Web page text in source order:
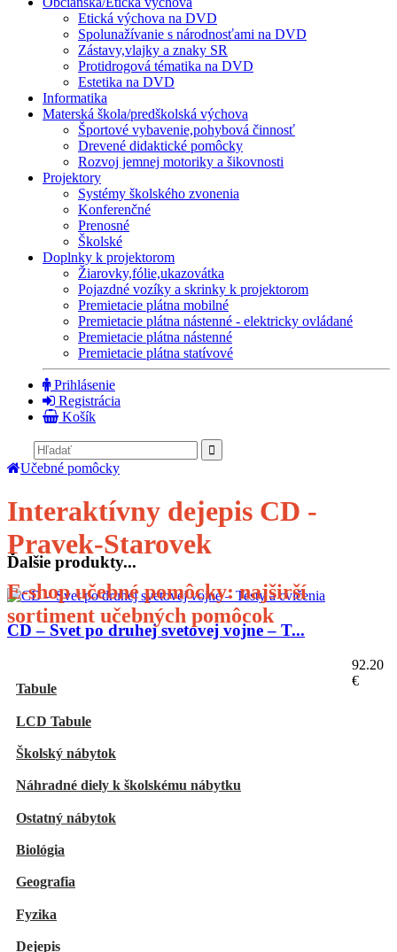
Etická výchova na DVD
Spolunažívanie s národnosťami na DVD
Zástavy,vlajky a znaky SR
Protidrogová tématika na DVD
Estetika na DVD
Informatika
Materská škola/predškolská výchova
Športové vybavenie,pohybová činnosť
Drevené didaktické pomôcky
Rozvoj jemnej motoriky a šikovnosti
Projektory
Systémy školského zvonenia
Konferenčné
Prenosné
Školské
Doplnky k projektorom
Žiarovky,fólie,ukazovátka
Pojazdné vozíky a skrinky k projektorom
Premietacie plátna mobilné
Premietacie plátna nástenné - elektricky ovládané
Premietacie plátna nástenné
Premietacie plátna statívové
Prihlásenie
Registrácia
Košík
Učebné pomôcky
Interaktívny dejepis CD -
Pravek-Starovek
E-shop učebné pomôcky: najširší
sortiment učebných pomôcok
Tabule
LCD Tabule
Školský nábytok
Náhradné diely k školskému nábytku
Ostatný nábytok
Biológia
Geografia
Fyzika
Dejepis
Ďalšie produkty...
CD – Svet po druhej svetovej vojne – T...
92.20
€